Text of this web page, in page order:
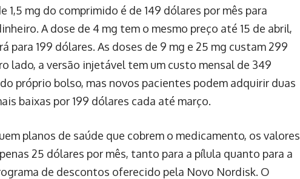
1,5 mg do comprimido é de 149 dólares por mês para
A dose de 4 mg tem o mesmo preço até 15 de abril,
para 199 dólares. As doses de 9 mg e 25 mg custam 299
lado, a versão injetável tem um custo mensal de 349
próprio bolso, mas novos pacientes podem adquirir duas
baixas por 199 dólares cada até março.
planos de saúde que cobrem o medicamento, os valores
25 dólares por mês, tanto para a pílula quanto para a
de descontos oferecido pela Novo Nordisk. O